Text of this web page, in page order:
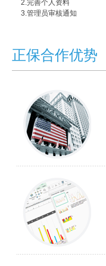
2.完善个人资料
3.管理员审核通知
正保合作优势